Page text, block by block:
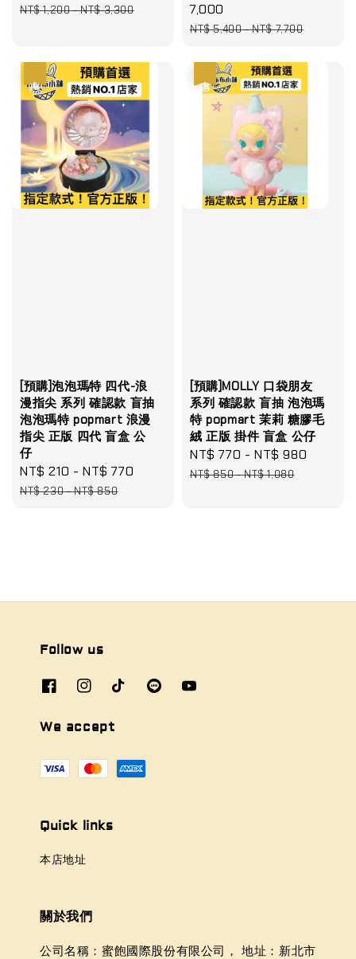
price
price
NT$ 1,200-NT$ 3,300
price
7,000
Regular
NT$ 5,400-NT$ 7,700
[預購]泡泡瑪特 四代-浪
漫指尖 系列 確認款 盲抽
泡泡瑪特 popmart 浪漫
指尖 正版 四代 盲盒 公
仔
Sale
price
NT$ 210 -NT$ 770
NT$ 230-NT$ 850
[預購]MOLLY 口袋朋友
系列 確認款 盲抽 泡泡瑪
特 popmart 茉莉 糖膠毛
絨 正版 掛件 盲盒 公仔
Sale
price
NT$ 770 -NT$ 980
NT$ 850-NT$ 1,080
Follow us
We accept
Quick links
本店地址
關於我們
公司名稱：蜜飽國際股份有限公司， 地址：新北市